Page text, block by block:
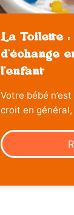
La Toilette
d’échange
l’enfant
Votre bébé
croit en